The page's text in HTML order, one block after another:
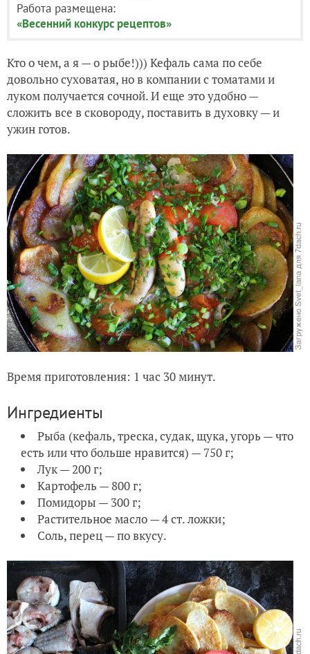
Работа размещена:
«Весенний конкурс рецептов»
Кто о чем, а я — о рыбе!))) Кефаль сама по себе
довольно суховатая, но в компании с томатами и
луком получается сочной. И еще это удобно —
сложить все в сковороду, поставить в духовку — и
ужин готов.
Время приготовления: 1 час 30 минут.
Ингредиенты
Рыба (кефаль, треска, судак, щука, угорь — что
есть или что больше нравится) — 750 г;
Лук — 200 г;
Картофель — 800 г;
Помидоры — 300 г;
Растительное масло — 4 ст. ложки;
Соль, перец — по вкусу.